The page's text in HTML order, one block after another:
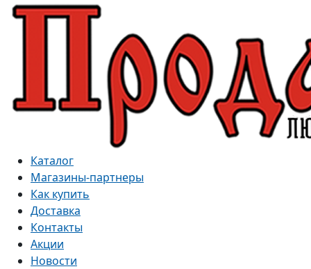
Каталог
Магазины-партнеры
Как купить
Доставка
Контакты
Акции
Новости